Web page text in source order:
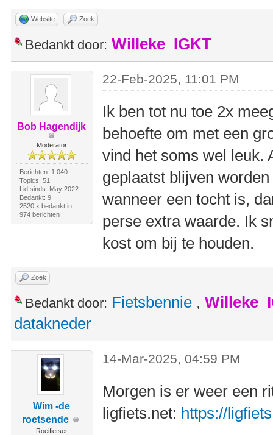
Website Zoek
Bedankt door: Willeke_IGKT
Bob Hagendijk
Moderator
Berichten: 1.040
Topics: 51
Lid sinds: May 2022
Bedankt: 9
2520 x bedankt in
974 berichten
22-Feb-2025, 11:01 PM
Ik ben tot nu toe 2x
behoefte om met een
vind het soms wel leuk.
geplaatst blijven
wanneer een tocht is,
perse extra waarde. Ik
kost om bij te houden.
Zoek
Bedankt door: Fietsbennie ,
datakneder
Wim -de
roetsende
Roeifietser
14-Mar-2025, 04:59 PM
Morgen is er weer een
ligfiets.net: https://